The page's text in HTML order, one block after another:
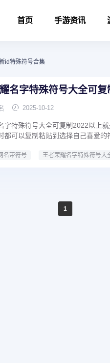
首页 手游资讯
id特殊符号合集
名字特殊符号大全可
2025-10-12
字特殊符号大全可复制2022以上
都可以复制粘贴到选择自己喜爱的
名带符号 王者荣耀名字特殊符号大
1